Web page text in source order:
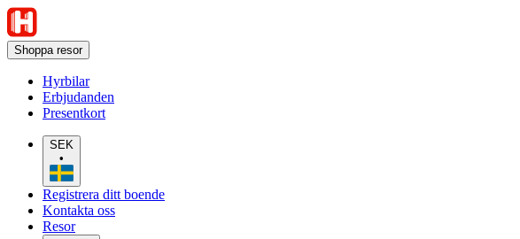
Shoppa resor
Hyrbilar
Erbjudanden
Presentkort
SEK
•
Registrera ditt boende
Kontakta oss
Resor